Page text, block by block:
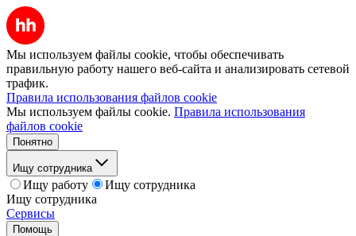
Мы используем файлы cookie, чтобы обеспечивать
правильную работу нашего веб-сайта и анализировать сетевой
трафик.
Правила использования файлов cookie
Мы используем файлы cookie. Правила использования
файлов cookie
Понятно
Ищу сотрудника
Ищу работу
Ищу сотрудника
Ищу сотрудника
Сервисы
Помощь